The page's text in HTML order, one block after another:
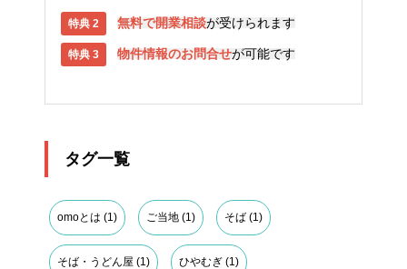
無料で開業相談が受けられます
物件情報のお問合せが可能です
タグ一覧
omoとは (1) ご当地 (1) そば (1)
そば・うどん屋 (1) ひやむぎ (1)